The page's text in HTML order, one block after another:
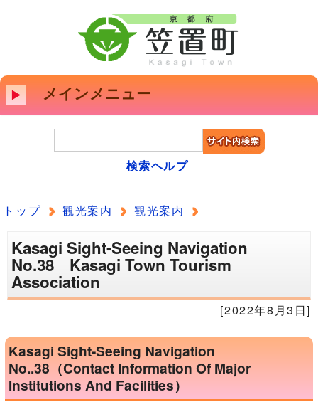
メインメニュー
検索ヘルプ
トップ 観光案内 観光案内
Kasagi Sight-Seeing Navigation
No.38 Kasagi Town Tourism
Association
[2022年8月3日]
Kasagi Sight-Seeing Navigation
No..38（Contact Information Of Major
Institutions And Facilities）